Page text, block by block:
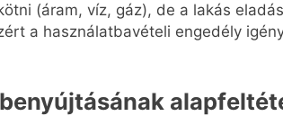
(áram, víz, gáz), de a lakás
a használatbavételi engedély